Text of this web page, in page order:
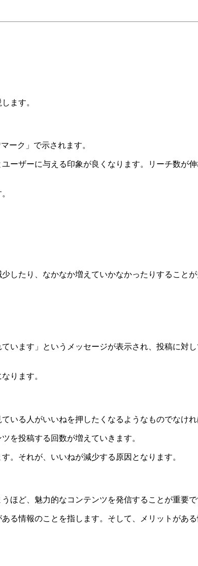
ます。
ーク」で示されます。
ーザーに与える印象が良くなります。リーチ数が
したり、なかなか増えていかなかったりすること
います」というメッセージが表示され、投稿に対
ります。
いる人がいいねを押したくなるようなものでなけれ
を投稿する回数が増えていきます。
。それが、いいねが減少する原因となります。
ほど、魅力的なコンテンツを発信することが重要で
る情報のことを指します。そして、メリットがあ